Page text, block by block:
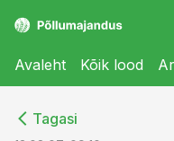
Avaleht Kõik lood
Tagasi